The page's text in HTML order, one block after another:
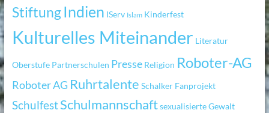
StiftungIndien IServ Islam Kinderfest
Kulturelles Miteinander Literatur
Oberstufe Partnerschulen Presse Religion Roboter-AG
Roboter AG Ruhrtalente Schalker Fanprojekt
SchulfestSchulmannschaftsexualisierte Gewalt